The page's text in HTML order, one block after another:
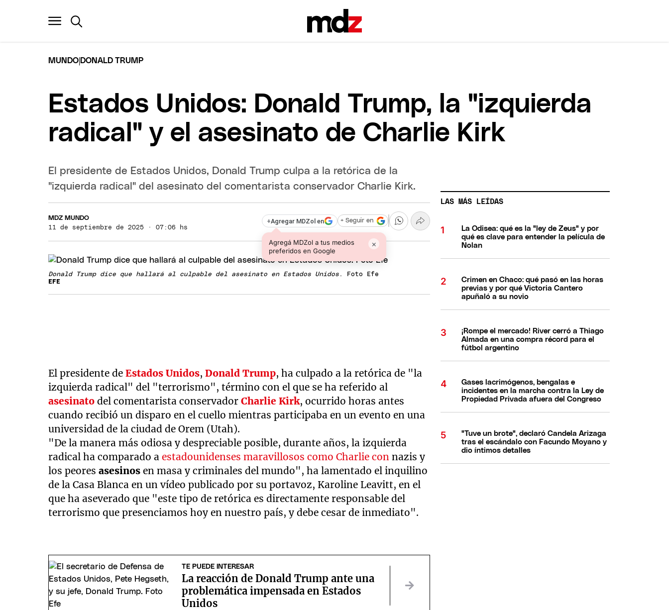
MUNDO DONALD TRUMP
Estados Unidos: Donald Trump, la "izquierda
radical" y el asesinato de Charlie Kirk
El presidente de Estados Unidos, Donald Trump culpa a la retórica de la
"izquierda radical" del asesinato del comentarista conservador Charlie Kirk.
MDZ MUNDO
11 de septiembre de 2025 · 07:06 hs
+Agregar MDZol en
Agregá MDZol a tus medios
preferidos en Google
×
+ Seguir en
Donald Trump dice que hallará al culpable del asesinato en Estados Unidos . Foto Efe
EFE
El presidente deEstados Unidos,Donald Trump, ha culpado a la retórica de "la
izquierda radical" del "terrorismo", término con el que se ha referido al
asesinato del comentarista conservadorCharlie Kirk, ocurrido horas antes
cuando recibió un disparo en el cuello mientras participaba en un evento en una
universidad de la ciudad de Orem (Utah).
"De la manera más odiosa y despreciable posible, durante años, la izquierda
radical ha comparado aestadounidenses maravillosos como Charlie con nazis y
los peoresasesinosen masa y criminales del mundo", ha lamentado el inquilino
de la Casa Blanca en un vídeo publicado por su portavoz, Karoline Leavitt, en el
que ha aseverado que "este tipo de retórica es directamente responsable del
terrorismo que presenciamos hoy en nuestro país, y debe cesar de inmediato".
TE PUEDE INTERESAR
La reacción de Donald Trump ante una
problemática impensada en Estados
Unidos
LAS MÁS LEÍDAS
La Odisea: qué es la "ley de Zeus" y por
qué es clave para entender la película de
Nolan
Crimen en Chaco: qué pasó en las horas
previas y por qué Victoria Cantero
apuñaló a su novio
¡Rompe el mercado! River cerró a Thiago
Almada en una compra récord para el
fútbol argentino
Gases lacrimógenos, bengalas e
incidentes en la marcha contra la Ley de
Propiedad Privada afuera del Congreso
"Tuve un brote", declaró Candela Arizaga
tras el escándalo con Facundo Moyano y
dio íntimos detalles